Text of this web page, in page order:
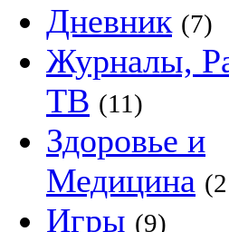
Дневник (7)
Журналы,
ТВ (11)
Здоровье и
Медицина
Игры (9)